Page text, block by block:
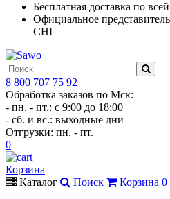
Бесплатная доставка по
Официальное
СНГ
8 800 707 75 92
Обработка заказов по Мск:
- пн. - пт.: с 9:00 до 18:00
- сб. и вс.: выходные дни
Отгрузки: пн. - пт.
0
Корзина
Каталог
Поиск Корзина 0